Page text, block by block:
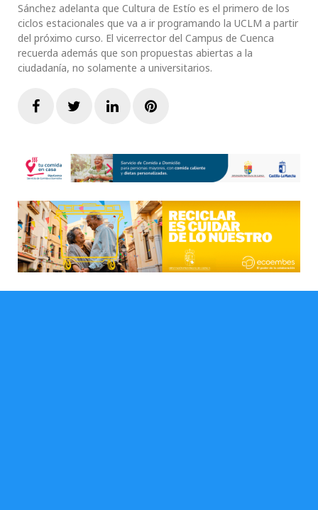
Sánchez adelanta que Cultura de Estío es el primero de los
ciclos estacionales que va a ir programando la UCLM a partir
del próximo curso. El vicerrector del Campus de Cuenca
recuerda además que son propuestas abiertas a la
ciudadanía, no solamente a universitarios.
FacebookTwitterLinkedInPinterest